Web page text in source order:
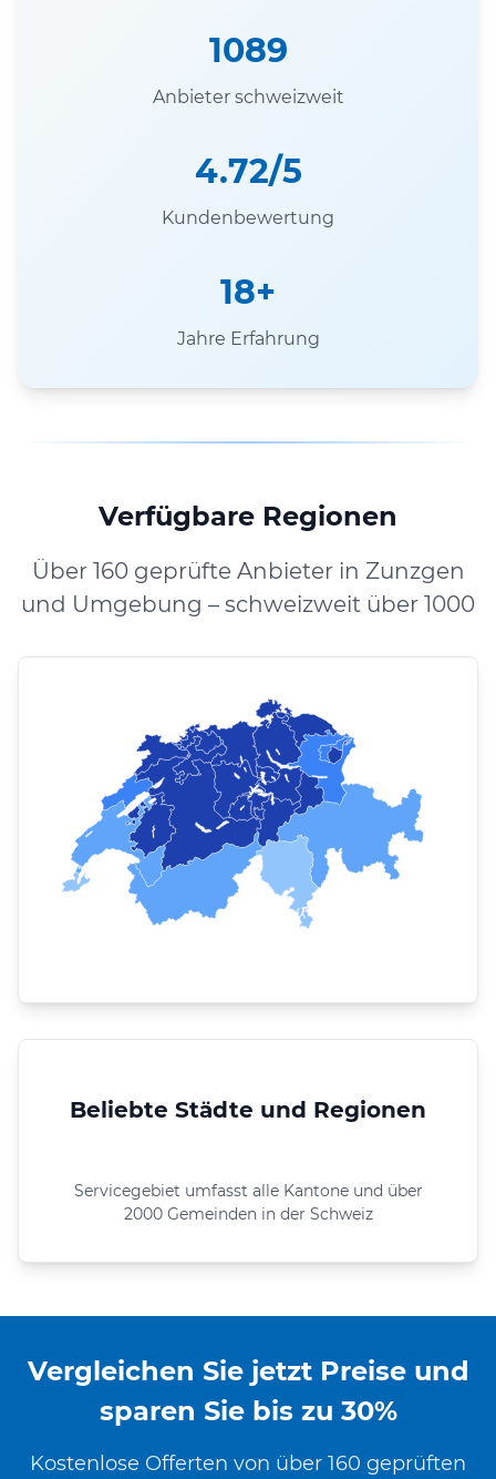
1089
Anbieter schweizweit
4.72/5
Kundenbewertung
18+
Jahre Erfahrung
Verfügbare Regionen
Über 160 geprüfte Anbieter in Zunzgen
und Umgebung – schweizweit über 1000
Beliebte Städte und Regionen
Servicegebiet umfasst alle Kantone und über
2000 Gemeinden in der Schweiz
Vergleichen Sie jetzt Preise und
sparen Sie bis zu 30%
Kostenlose Offerten von über 160 geprüften